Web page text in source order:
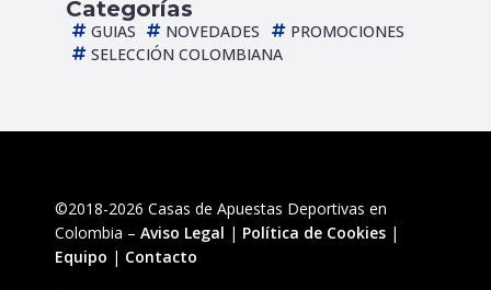
Categorías
GUIAS NOVEDADES
PROMOCIONES
SELECCIÓN COLOMBIANA
©2018-2026 Casas de Apuestas Deportivas en
Colombia – Aviso Legal | Política de Cookies |
Equipo | Contacto